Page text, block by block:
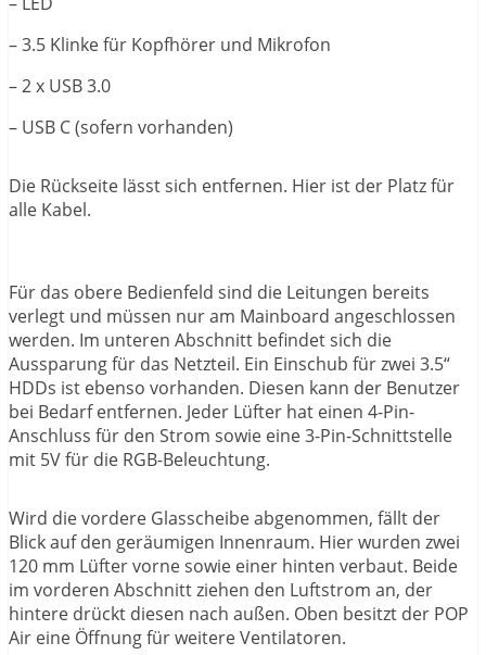
– 3.5 Klinke für Kopfhörer und Mikrofon
– 2 x USB 3.0
– USB C (sofern vorhanden)
Die Rückseite lässt sich entfernen. Hier ist der Platz für
alle Kabel.
Für das obere Bedienfeld sind die Leitungen bereits
verlegt und müssen nur am Mainboard angeschlossen
werden. Im unteren Abschnitt befindet sich die
Aussparung für das Netzteil. Ein Einschub für zwei 3.5“
HDDs ist ebenso vorhanden. Diesen kann der Benutzer
bei Bedarf entfernen. Jeder Lüfter hat einen 4-Pin-
Anschluss für den Strom sowie eine 3-Pin-Schnittstelle
mit 5V für die RGB-Beleuchtung.
Wird die vordere Glasscheibe abgenommen, fällt der
Blick auf den geräumigen Innenraum. Hier wurden zwei
120 mm Lüfter vorne sowie einer hinten verbaut. Beide
im vorderen Abschnitt ziehen den Luftstrom an, der
hintere drückt diesen nach außen. Oben besitzt der POP
Air eine Öffnung für weitere Ventilatoren.